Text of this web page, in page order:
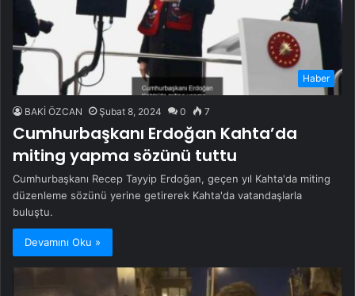
Haber
BAKİ ÖZCAN Şubat 8, 2024 0 7
Cumhurbaşkanı Erdoğan Kahta’da
miting yapma sözünü tuttu
Cumhurbaşkanı Recep Tayyip Erdoğan, geçen yıl Kahta'da miting
düzenleme sözünü yerine getirerek Kahta'da vatandaşlarla
buluştu.
Devamını Oku »